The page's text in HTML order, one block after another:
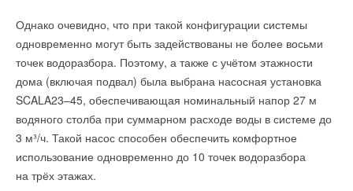
Однако очевидно, что при такой конфигурации системы
одновременно могут быть задействованы не более восьми
точек водоразбора. Поэтому, а также с учётом этажности
дома (включая подвал) была выбрана насосная установка
SCALA23–45, обеспечивающая номинальный напор 27 м
водяного столба при суммарном расходе воды в системе до
3 м³/ч. Такой насос способен обеспечить комфортное
использование одновременно до 10 точек водоразбора
на трёх этажах.